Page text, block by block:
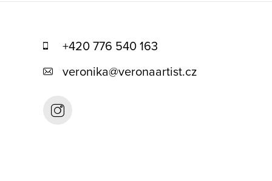
+420 776 540 163
veronika@veronaartist.cz